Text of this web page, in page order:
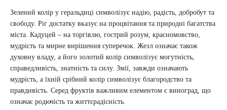
Зелений колір у геральдиці символізує надію, радість, добробут та
свободу. Ріг достатку вказує на процвітання та природні багатства
міста. Кадуцей – на торгівлю, гострий розум, красномовство,
мудрість та мирне вирішення суперечок. Жезл означає також
духовну владу, а його золотий колір символізує могутність,
справедливість, знатність та силу. Змії, завжди означають
мудрість, а їхній срібний колір символізує благородство та
правдивість. Серед фруктів важливим елементом є виноград, що
означає родючість та життєрадісність.